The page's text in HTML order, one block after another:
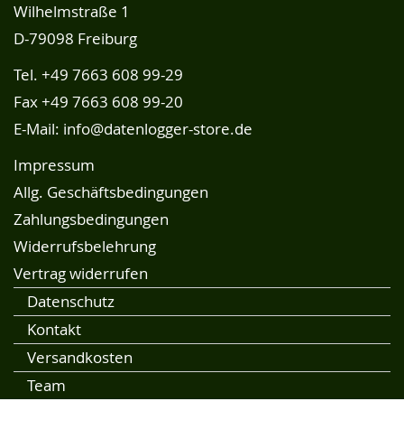
Wilhelmstraße 1
D-79098 Freiburg
Tel. +49 7663 608 99-29
Fax +49 7663 608 99-20
E-Mail: info@datenlogger-store.de
Impressum
Allg. Geschäftsbedingungen
Zahlungsbedingungen
Widerrufsbelehrung
Vertrag widerrufen
Datenschutz
Kontakt
Versandkosten
Team